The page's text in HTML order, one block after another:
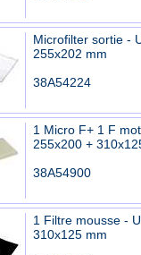
Microfilter sortie -
255x202 mm
38A54224
1 Micro F+ 1 F
255x200 +
38A54900
1 Filtre mousse -
310x125 mm